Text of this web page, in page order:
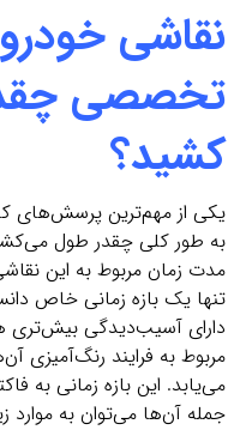
نقاشی
تخصصی
کشید؟
یکی از مهم‌ترین پرسش‌های
به طور کلی چقدر طول
مدت زمان مربوط به این
تنها یک بازه زمانی خاص
دارای آسیب‌دیدگی بیش‌تری
مربوط به فرایند
می‌یابد. این بازه زمانی به
جمله آن‌ها می‌‌توان به موارد